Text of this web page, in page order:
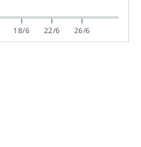
18/6 22/6 26/6